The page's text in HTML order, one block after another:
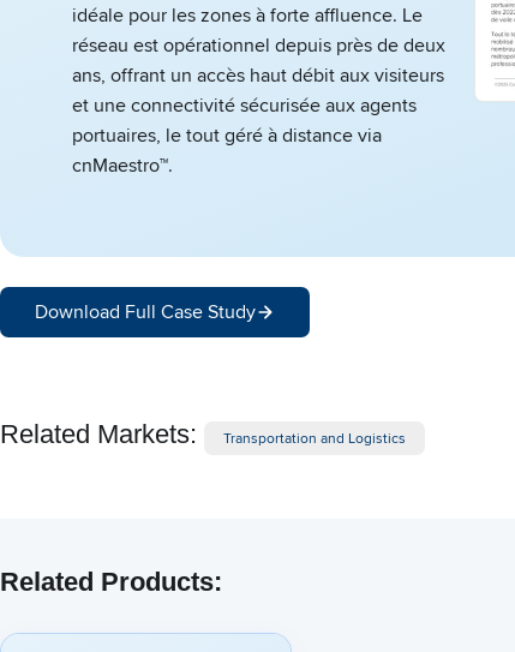
idéale pour les zones à forte affluence. Le
réseau est opérationnel depuis près de deux
ans, offrant un accès haut débit aux visiteurs
et une connectivité sécurisée aux agents
portuaires, le tout géré à distance via
cnMaestro™.
Download Full Case Study
Related Markets: Transportation and Logistics
Related Products: